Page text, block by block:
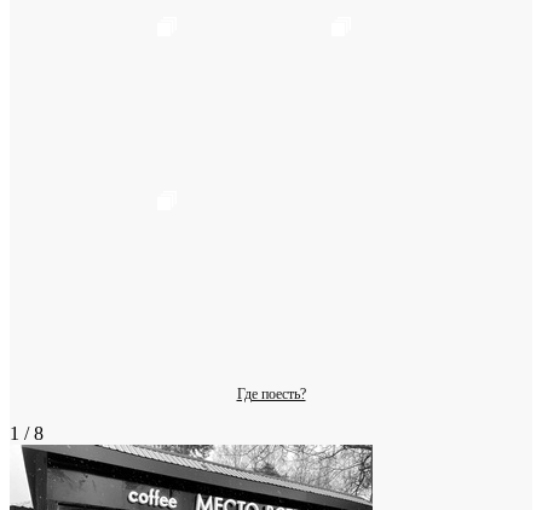
Где поесть?
1 / 8